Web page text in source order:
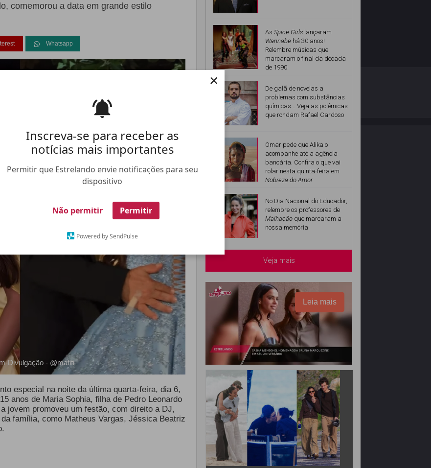
Inscreva-se para receber as
notícias mais importantes
Permitir que Estrelando envie notificações para seu
dispositivo
Não permitir Permitir
Powered by SendPulse
×
comemorou a data em grande estilo
Whatsapp
Divulgação - @mafifi
especial na noite da última quarta-feira, dia 6,
anos de Maria Sophia, filha de Pedro Leonardo
jovem promoveu um festão, com direito a DJ,
família, como Matheus Vargas, Jéssica Beatriz
As Spice Girls lançaram
Wannabe há 30 anos!
Relembre músicas que
marcaram o final da década
de 1990
De galã de novelas a
problemas com substâncias
químicas... Veja as polêmicas
que rondam Rafael Cardoso
Omar pede que Alika o
acompanhe até a agência
bancária. Confira o que vai
rolar nesta quinta-feira em
Nobreza do Amor
No Dia Nacional do Educador,
relembre os professores de
Malhação que marcaram a
nossa memória
Veja mais
Leia mais
TRABALHE NO ESTRELANDO
Desenvolvido por